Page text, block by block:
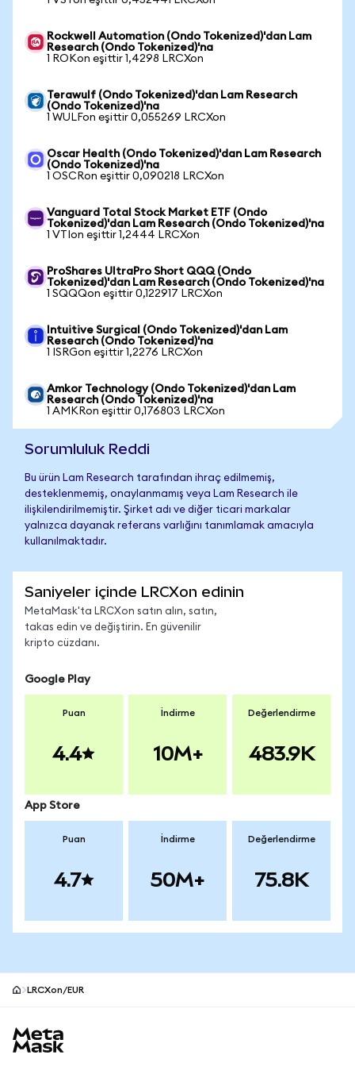
Rockwell Automation (Ondo Tokenized)'dan Lam
Research (Ondo Tokenized)'na
1 ROKon eşittir 1,4298 LRCXon
Terawulf (Ondo Tokenized)'dan Lam Research
(Ondo Tokenized)'na
1 WULFon eşittir 0,055269 LRCXon
Oscar Health (Ondo Tokenized)'dan Lam Research
(Ondo Tokenized)'na
1 OSCRon eşittir 0,090218 LRCXon
Vanguard Total Stock Market ETF (Ondo
Tokenized)'dan Lam Research (Ondo Tokenized)'na
1 VTIon eşittir 1,2444 LRCXon
ProShares UltraPro Short QQQ (Ondo
Tokenized)'dan Lam Research (Ondo Tokenized)'na
1 SQQQon eşittir 0,122917 LRCXon
Intuitive Surgical (Ondo Tokenized)'dan Lam
Research (Ondo Tokenized)'na
1 ISRGon eşittir 1,2276 LRCXon
Amkor Technology (Ondo Tokenized)'dan Lam
Research (Ondo Tokenized)'na
1 AMKRon eşittir 0,176803 LRCXon
Sorumluluk Reddi
Bu ürün Lam Research tarafından ihraç edilmemiş,
desteklenmemiş, onaylanmamış veya Lam Research ile
ilişkilendirilmemiştir. Şirket adı ve diğer ticari markalar
yalnızca dayanak referans varlığını tanımlamak amacıyla
kullanılmaktadır.
Saniyeler içinde LRCXon edinin
MetaMask'ta LRCXon satın alın, satın,
takas edin ve değiştirin. En güvenilir
kripto cüzdanı.
Google Play
Puan
4.4
İndirme
10M+
Değerlendirme
483.9K
App Store
Puan
4.7
İndirme
50M+
Değerlendirme
75.8K
LRCXon/EUR